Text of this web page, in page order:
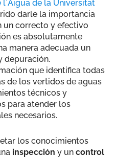
de la Universitat
darle la importancia
un correcto y efectivo
es absolutamente
manera adecuada un
depuración.
que identifica todas
de los vertidos de aguas
técnicos y
para atender los
necesarios.
los conocimientos
inspección y un control